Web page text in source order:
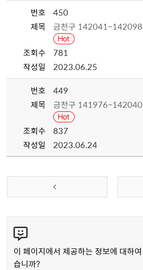
번호
450
제목
금천구 142041~142098
조회수
781
작성일
2023.06.25
번호
449
제목
금천구 141976~142040
조회수
837
작성일
2023.06.24
텐
츠
만
이 페이지에서 제공하는 정보에 대하
습니까?